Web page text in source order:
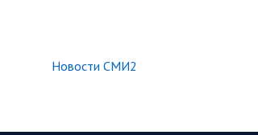
Новости СМИ2